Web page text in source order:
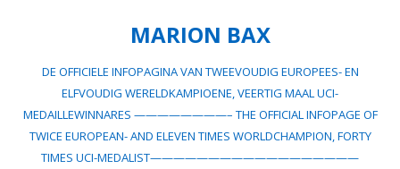
MARION BAX
DE OFFICIELE INFOPAGINA VAN TWEEVOUDIG EUROPEES- EN
ELFVOUDIG WERELDKAMPIOENE, VEERTIG MAAL UCI-
MEDAILLEWINNARES ————————– THE OFFICIAL INFOPAGE OF
TWICE EUROPEAN- AND ELEVEN TIMES WORLDCHAMPION, FORTY
TIMES UCI-MEDALIST——————————————————